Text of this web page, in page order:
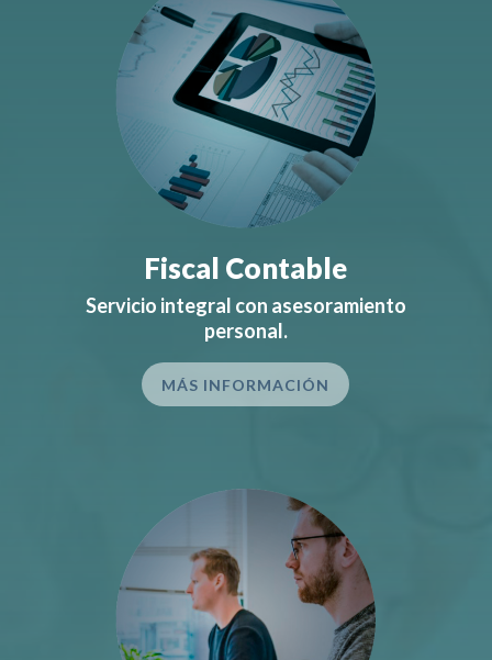
Fiscal Contable
Servicio integral con asesoramiento
personal.
MÁS INFORMACIÓN